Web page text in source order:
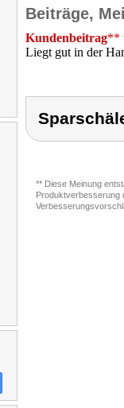
Beiträge,
Kundenbeitrag**
Liegt gut in der
** Diese Meinung
Produktverbesserung